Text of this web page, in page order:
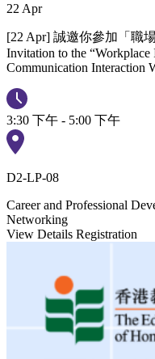
22 Apr
[22 Apr] 誠邀你參加「職
Invitation to the “Workplace
Communication Interaction
3:30 下午 - 5:00 下午
D2-LP-08
Career and Professional
Networking
View Details Registration